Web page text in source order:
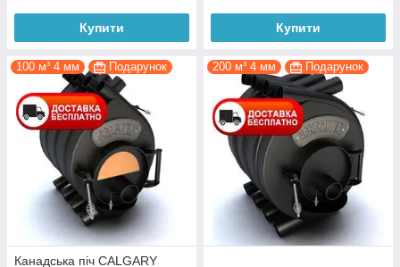
Купити Купити
100 м³ 4 мм Подарунок
Канадська піч CALGARY
200 м³ 4 мм Подарунок